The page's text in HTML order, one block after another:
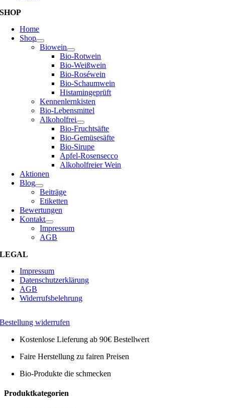
SHOP
Home
Shop
Biowein
Bio-Rotwein
Bio-Weißwein
Bio-Roséwein
Bio-Schaumwein
Histamingeprüft
Kennenlernkisten
Bio-Lebensmittel
Alkoholfrei
Bio-Fruchtsäfte
Bio-Gemüsesäfte
Bio-Sirupe
Apfel-Rosensecco
Alkoholfreier Wein
Aktionen
Blog
Beiträge
Etiketten
Bewertungen
Kontakt
Impressum
AGB
LEGAL
Impressum
Datenschutzerklärung
AGB
Widerrufsbelehrung
Bestellung widerrufen
Kostenlose Lieferung ab 90€ Bestellwert
Faire Herstellung zu fairen Preisen
Bio-Produkte die schmecken
Toggle
Produktkategorien